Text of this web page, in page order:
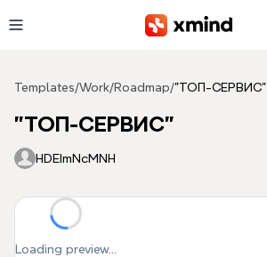
Templates/Work/Roadmap/"ТОП-СЕРВИС"
"ТОП-СЕРВИС"
HDEImNcMNH
Loading preview...